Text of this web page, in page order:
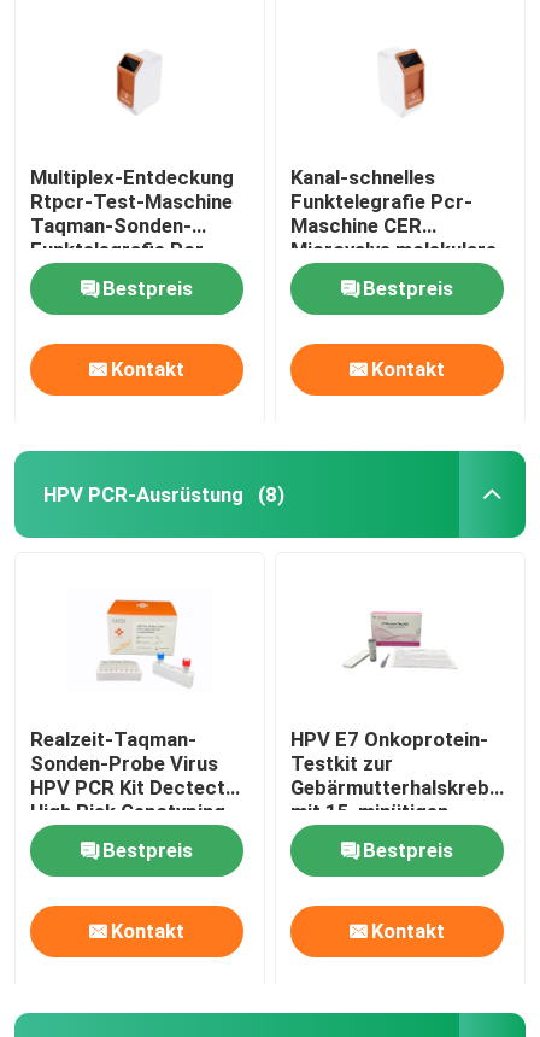
Medizinisches Laborverbrauchsmaterialien
Western-Blot-Bildgebungssystem
Biologisches Mikroskop
Multiplex-Entdeckung
Rtpcr-Test-Maschine
Taqman-Sonden-
Funktelegrafie Pcr-
Maschinen-5KG
molekulareBestpreis
Kontakt
Kanal-schnelles
Funktelegrafie Pcr-
Maschine CER
Microvalve molekulare
tragbare QPCR
Maschinen-4Bestpreis
Kontakt
HPV PCR-Ausrüstung (8)
Realzeit-Taqman-
Sonden-Probe Virus
HPV PCR Kit Dectect
High Risk Genotyping
HPV
Bestpreis
Kontakt
HPV E7 Onkoprotein-
Testkit zur
mit 15-minütigen
Ergebnissen,
Selbstanwendung und
direkter
Krebszellprotein-
Detektion
Bestpreis
Kontakt